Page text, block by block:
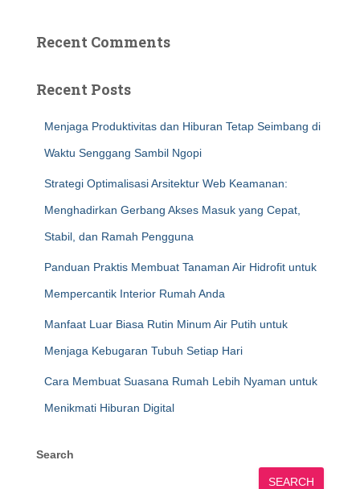
Recent Comments
Recent Posts
Menjaga Produktivitas dan Hiburan Tetap Seimbang di
Waktu Senggang Sambil Ngopi
Strategi Optimalisasi Arsitektur Web Keamanan:
Menghadirkan Gerbang Akses Masuk yang Cepat,
Stabil, dan Ramah Pengguna
Panduan Praktis Membuat Tanaman Air Hidrofit untuk
Mempercantik Interior Rumah Anda
Manfaat Luar Biasa Rutin Minum Air Putih untuk
Menjaga Kebugaran Tubuh Setiap Hari
Cara Membuat Suasana Rumah Lebih Nyaman untuk
Menikmati Hiburan Digital
Search
SEARCH